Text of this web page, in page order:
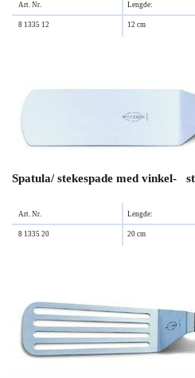
Art. Nr. Lengde:
8 1335 12 12 cm
Spatula/ stekespade med vinkel-
Art. Nr. Lengde:
8 1335 20 20 cm